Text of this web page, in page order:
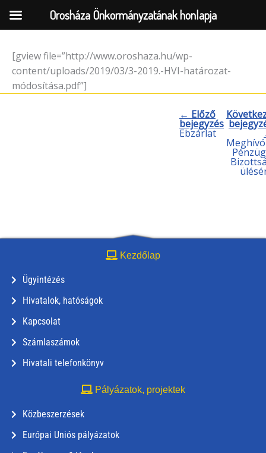
Skip
content
[gview file=”http://www.oroshaza.hu/wp-
content/uploads/2019/03/3-2019.-HVI-határozat-
módosítása.pdf”]
← Előző
bejegyzés
Ebzárlat
Kezdőlap
Ügyintézés
Hivatalok, hatóságok
Kapcsolat
Számlaszámok
Hivatali telefonkönyv
Pályázatok, projektek
Közbeszerzések
Európai Uniós pályázatok
Orosháza Önkormányzatának honlapja